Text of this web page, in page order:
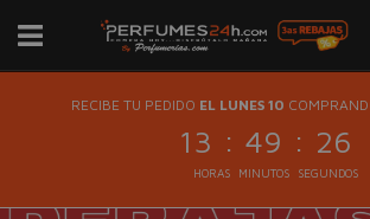
RECIBE TU PEDIDO EL LUNES 10
13 : 49 : 26
HORAS MINUTOS SEGUNDOS